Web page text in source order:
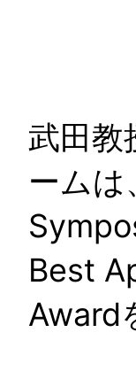
武田教
ーム
Best
Award